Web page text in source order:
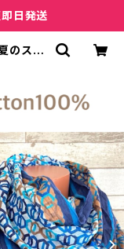
日発送
のスト
フ/幾何
ッショ
VIP